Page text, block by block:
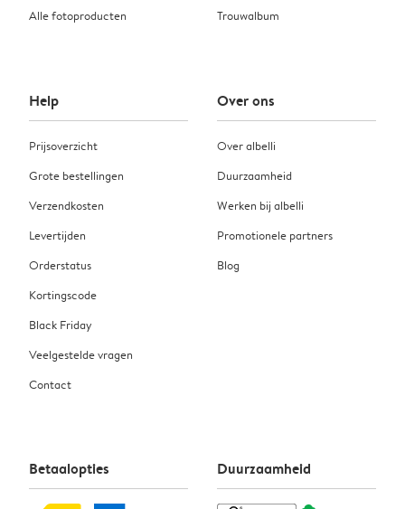
Alle fotoproducten
Trouwalbum
Help
Prijsoverzicht
Grote bestellingen
Verzendkosten
Levertijden
Orderstatus
Kortingscode
Black Friday
Veelgestelde vragen
Contact
Over ons
Over albelli
Duurzaamheid
Werken bij albelli
Promotionele partners
Blog
Betaalopties Duurzaamheid